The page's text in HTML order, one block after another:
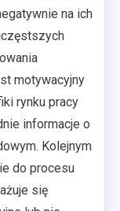
na ich
motywacyjny
rynku pracy
informacje o
Kolejnym
do procesu
się